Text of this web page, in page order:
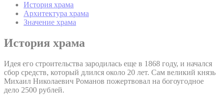
История храма
Архитектура храма
Значение храма
История храма
Идея его строительства зародилась еще в 1868 году, и начался
сбор средств, который длился около 20 лет. Сам великий князь
Михаил Николаевич Романов пожертвовал на богоугодное
дело 2500 рублей.